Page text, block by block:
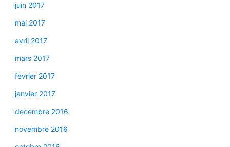
juin 2017
mai 2017
avril 2017
mars 2017
février 2017
janvier 2017
décembre 2016
novembre 2016